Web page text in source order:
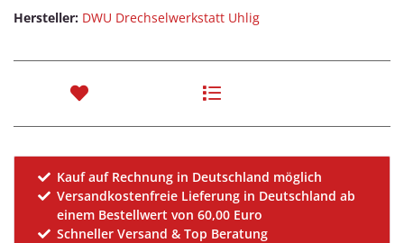
Hersteller: DWU Drechselwerkstatt Uhlig
Kauf auf Rechnung in Deutschland möglich
Versandkostenfreie Lieferung in Deutschland ab
einem Bestellwert von 60,00 Euro
Schneller Versand & Top Beratung